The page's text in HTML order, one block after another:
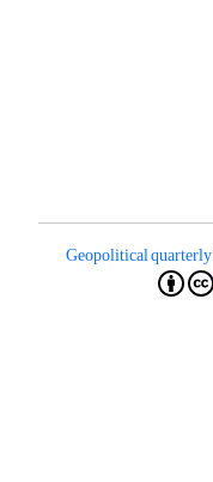
Geopolitical quarterly